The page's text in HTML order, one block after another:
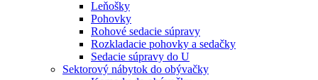
Leňošky
Pohovky
Rohové sedacie súpravy
Rozkladacie pohovky a sedačky
Sedacie súpravy do U
Sektorový nábytok do obývačky